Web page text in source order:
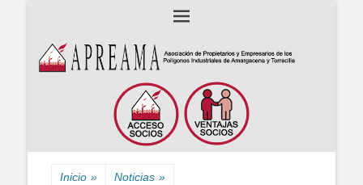
APREAMA
Asociación de Propietarios y Empresarios de los polígonos industriales
Amargacena y La Torrecilla
Inicio » Noticias »